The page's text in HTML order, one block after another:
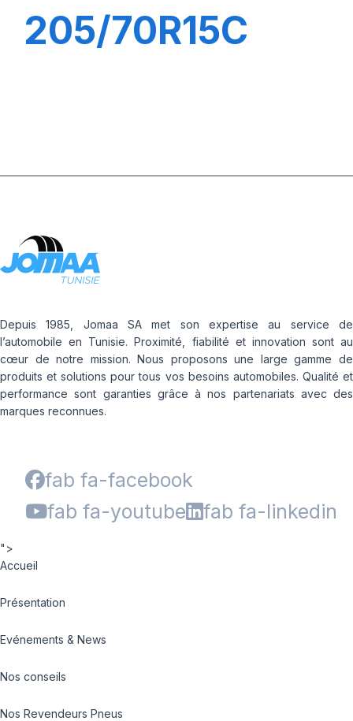
205/70R15C
Depuis 1985, Jomaa SA met son expertise au service de
l’automobile en Tunisie. Proximité, fiabilité et innovation sont au
cœur de notre mission. Nous proposons une large gamme de
produits et solutions pour tous vos besoins automobiles. Qualité et
performance sont garanties grâce à nos partenariats avec des
marques reconnues.
fab fa-facebook
fab fa-youtube
fab fa-linkedin
">
Accueil
Présentation
Evénements & News
Nos conseils
Nos Revendeurs Pneus